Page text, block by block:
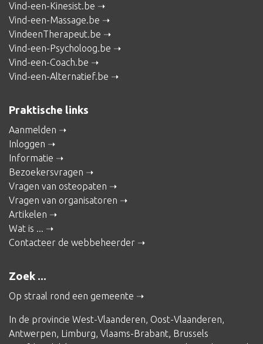
Vind-een-Kinesist.be
Vind-een-Massage.be
VindeenTherapeut.be
Vind-een-Psycholoog.be
Vind-een-Coach.be
Vind-een-Alternatief.be
Praktische links
Aanmelden
Inloggen
Informatie
Bezoekersvragen
Vragen van osteopaten
Vragen van organisatoren
Artikelen
Wat is ...
Contacteer de webbeheerder
Zoek ...
Op straal rond een gemeente
In de provincie West-Vlaanderen, Oost-Vlaanderen,
Antwerpen, Limburg, Vlaams-Brabant, Brussels